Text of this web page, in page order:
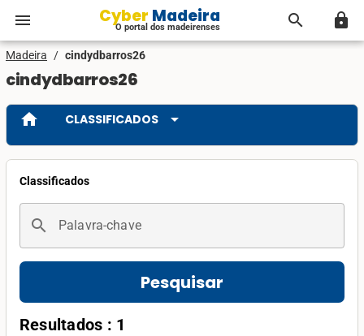
menu Cyber Madeira
O portal dos madeirenses search lock
Madeira / cindydbarros26
cindydbarros26
home CLASSIFICADOS arrow_drop_down
Classificados
search Palavra-chave
Pesquisar
Resultados : 1